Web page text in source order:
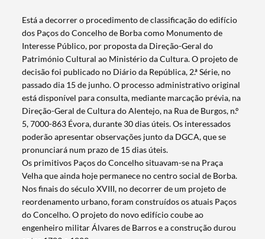
Está a decorrer o procedimento de classificação do edifício
dos Paços do Concelho de Borba como Monumento de
Interesse Público, por proposta da Direção-Geral do
Património Cultural ao Ministério da Cultura. O projeto de
decisão foi publicado no Diário da República, 2.ª Série, no
passado dia 15 de junho. O processo administrativo original
está disponível para consulta, mediante marcação prévia, na
Direção-Geral de Cultura do Alentejo, na Rua de Burgos, n.º
5, 7000-863 Évora, durante 30 dias úteis. Os interessados
poderão apresentar observações junto da DGCA, que se
pronunciará num prazo de 15 dias úteis.
Os primitivos Paços do Concelho situavam-se na Praça
Velha que ainda hoje permanece no centro social de Borba.
Nos finais do século XVIII, no decorrer de um projeto de
reordenamento urbano, foram construídos os atuais Paços
do Concelho. O projeto do novo edifício coube ao
engenheiro militar Álvares de Barros e a construção durou